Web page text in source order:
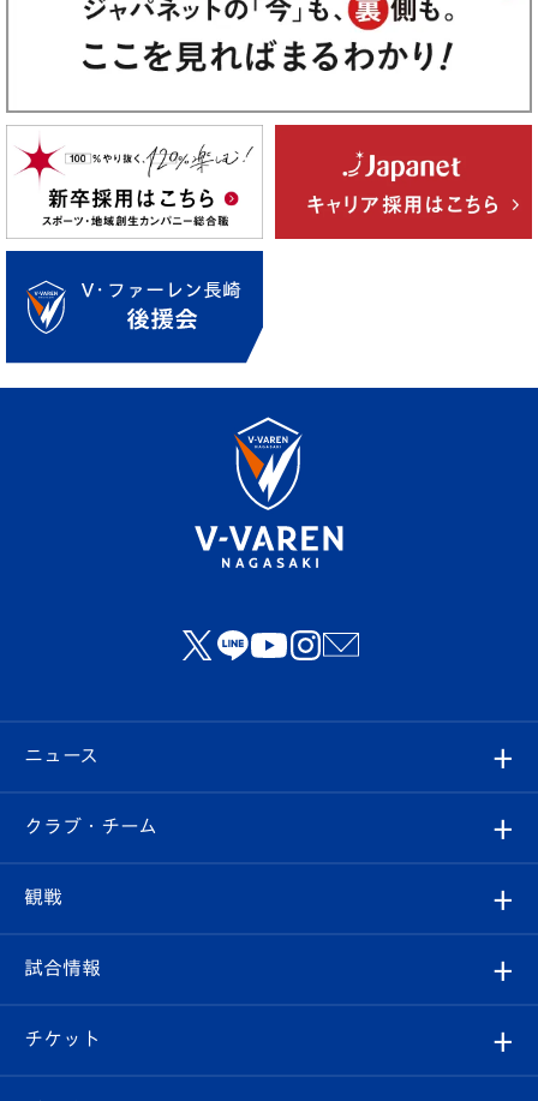
ニュース
すべて
クラブ
試合情報
クラブ・チーム
クラブ概要
エンブレム紹介
観戦
観戦ルール
はじめての観戦ガイド
試合情報
試合日程/結果
チケット